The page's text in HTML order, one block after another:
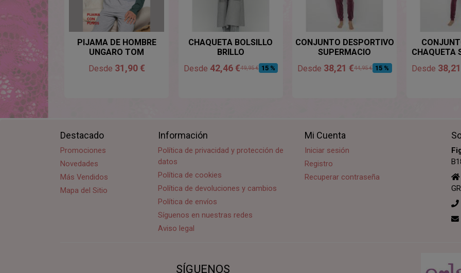
PIJAMA DE HOMBRE
UNGARO TOM
Desde 31,90 €
CHAQUETA BOLSILLO
BRILLO
Desde 42,46 €49,95 € 15 %
CONJUNTO DESPORTIVO
SUPERMACIO
Desde 38,21 €44,95 € 15 %
CHAQUETA
Desde
Destacado
Promociones
Novedades
Más Vendidos
Mapa del Sitio
Información
Política de privacidad y protección de
datos
Política de cookies
Política de devoluciones y cambios
Política de envíos
Síguenos en nuestras redes
Aviso legal
Mi Cuenta
Iniciar sesión
Registro
Recuperar contraseña
SÍGUENOS